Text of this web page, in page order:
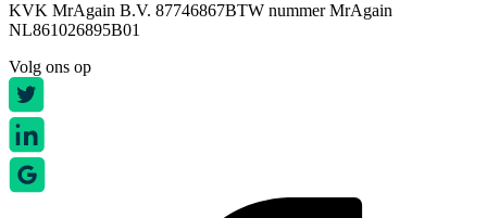
KVK MrAgain B.V. 87746867BTW nummer MrAgain
NL861026895B01
Volg ons op